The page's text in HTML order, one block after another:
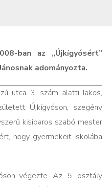
ban az „Újkígyósért”
adományozta.
utca 3. szám alatti lakos,
Újkígyóson, szegény
kisiparos szabó mester
hogy gyermekeit iskolába
végezte. Az 5. osztály